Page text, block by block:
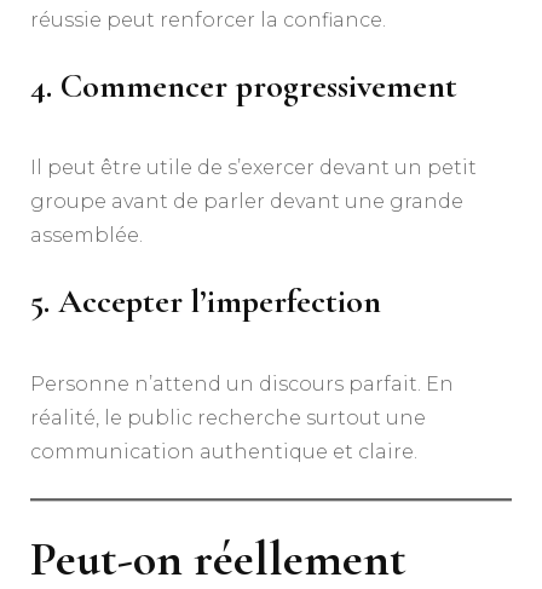
réussie peut renforcer la confiance.
4. Commencer progressivement
Il peut être utile de s’exercer devant un petit
groupe avant de parler devant une grande
assemblée.
5. Accepter l’imperfection
Personne n’attend un discours parfait. En
réalité, le public recherche surtout une
communication authentique et claire.
Peut-on réellement